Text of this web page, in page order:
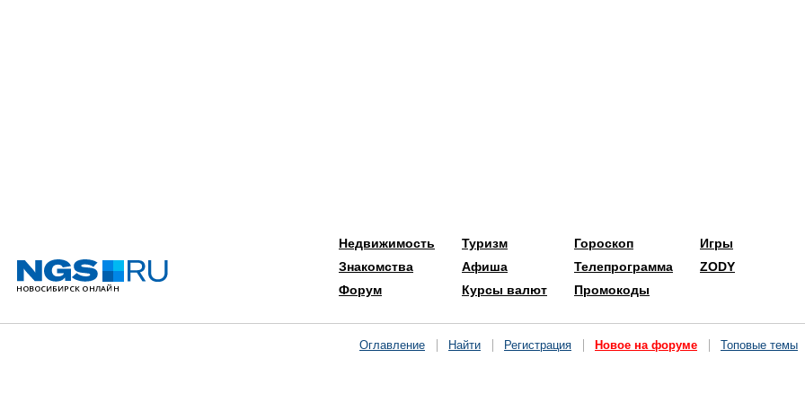
Недвижимость
Знакомства
Форум
Туризм
Афиша
Курсы валют
Гороскоп
Телепрограмма
Промокоды
Игры
ZODY
Оглавление Найти Регистрация Новое на форуме Топовые темы